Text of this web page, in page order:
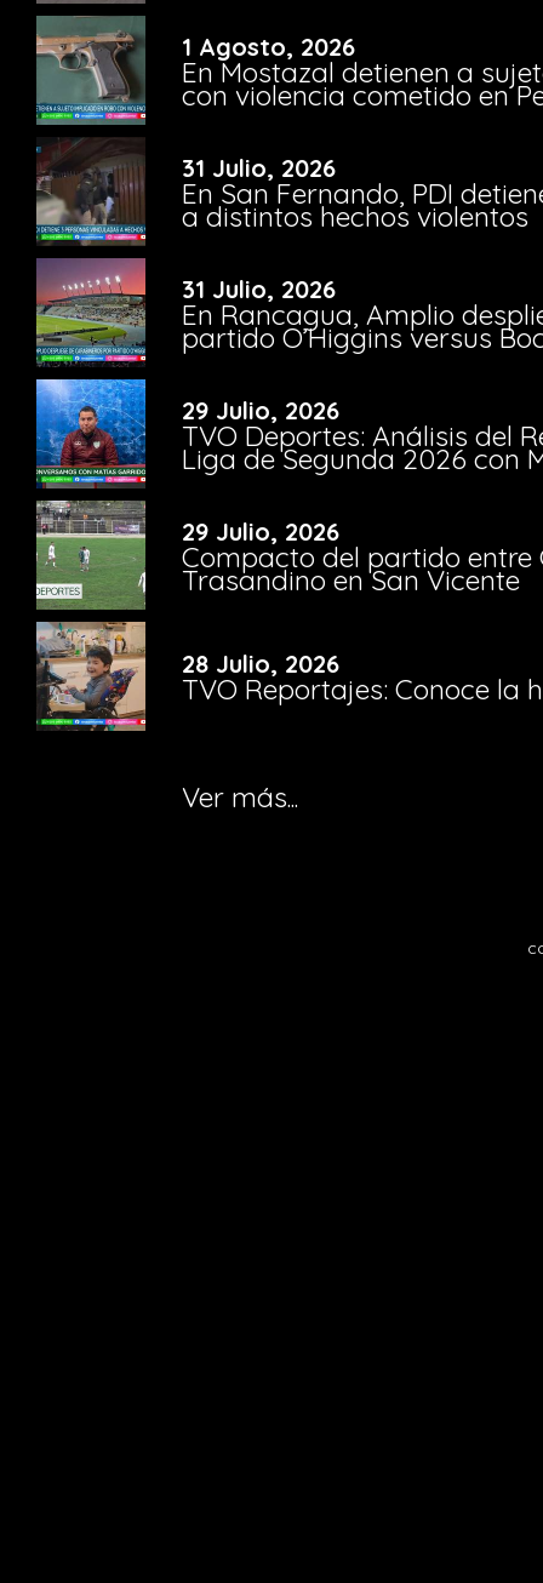
1 Agosto, 2026
En Mostazal detienen a
con violencia cometido en
31 Julio, 2026
En San Fernando, PDI
a distintos hechos violentos
31 Julio, 2026
En Rancagua, Amplio
partido O’Higgins versus
29 Julio, 2026
TVO Deportes: Análisis del
Liga de Segunda 2026 con
29 Julio, 2026
Compacto del partido entre
Trasandino en San Vicente
28 Julio, 2026
TVO Reportajes: Conoce la
Ver más...